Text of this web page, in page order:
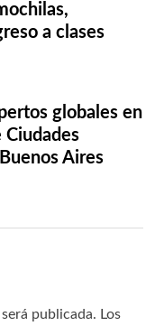
a clases
globales en
Ciudades
Aires
publicada. Los